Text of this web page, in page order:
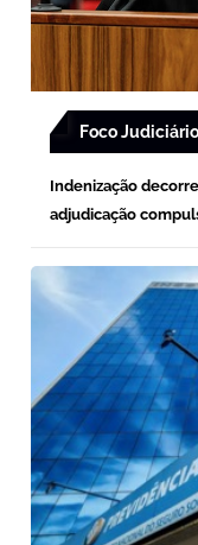
Foco Judiciário
Indenização
adjudicação